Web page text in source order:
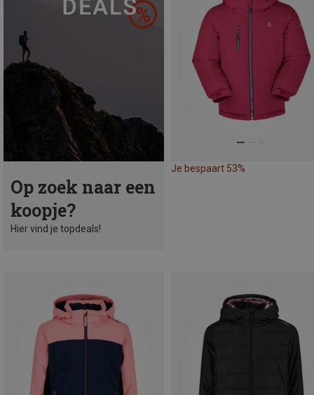
Op zoek naar een
koopje?
Hier vind je topdeals!
Je bespaart 53%